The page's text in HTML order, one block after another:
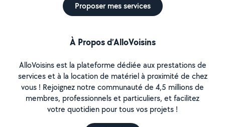
Proposer mes services
À Propos d’AlloVoisins
AlloVoisins est la plateforme dédiée aux prestations de
services et à la location de matériel à proximité de chez
vous ! Rejoignez notre communauté de 4,5 millions de
membres, professionnels et particuliers, et facilitez
votre quotidien pour tous vos projets !